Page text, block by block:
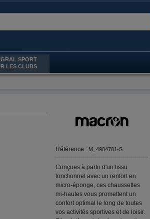
SPORT
LES CLUBS
Référence : M_4904701-S
Conçues à partir d'un tissu
fonctionnel avec un renfort en
micro-éponge, ces chaussettes
mi-hautes vous promettent un
confort optimal le long de toutes
vos activités sportives et de loisir.